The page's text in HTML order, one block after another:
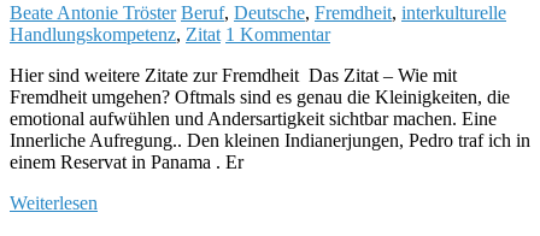
Beate Antonie Tröster Beruf, Deutsche, Fremdheit, interkulturelle
Handlungskompetenz, Zitat 1 Kommentar
Hier sind weitere Zitate zur Fremdheit Das Zitat – Wie mit
Fremdheit umgehen? Oftmals sind es genau die Kleinigkeiten, die
emotional aufwühlen und Andersartigkeit sichtbar machen. Eine
Innerliche Aufregung.. Den kleinen Indianerjungen, Pedro traf ich in
einem Reservat in Panama . Er
Weiterlesen